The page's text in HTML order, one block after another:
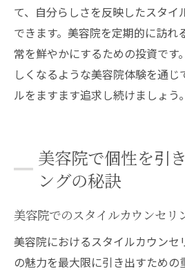
て、自分らしさを反映したスタイ
できます。美容院を定期的に訪れ
常を鮮やかにするための投資です
しくなるような美容院体験を通じ
ルをますます追求し続けましょう。
美容院で個性を引
ングの秘訣
美容院でのスタイルカウンセリ
美容院におけるスタイルカウンセ
の魅力を最大限に引き出すための